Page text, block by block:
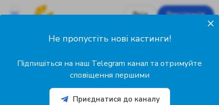
Вхід Реєстрація
0
Не пропустіть нові кастинги!
Підпишіться на наш Telegram канал та отримуйте
сповіщення першими
Приєднатися до каналу